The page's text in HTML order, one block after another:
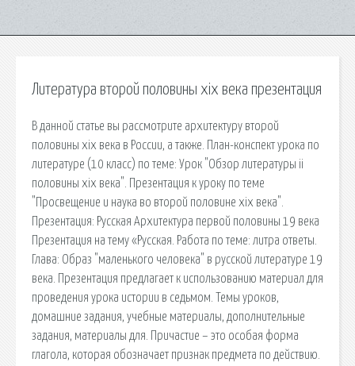
Литература второй половины xix века презентация
В данной статье вы рассмотрите архитектуру второй
половины xix века в России, а также. План-конспект урока по
литературе (10 класс) по теме: Урок "Обзор литературы ii
половины xix века". Презентация к уроку по теме
"Просвещение и наука во второй половине xix века".
Презентация: Русская Архитектура первой половины 19 века
Презентация на тему «Русская. Работа по теме: литра ответы.
Глава: Образ "маленького человека" в русской литературе 19
века. Презентация предлагает к использованию материал для
проведения урока истории в седьмом. Темы уроков,
домашние задания, учебные материалы, дополнительные
задания, материалы для. Причастие – это особая форма
глагола, которая обозначает признак предмета по действию.